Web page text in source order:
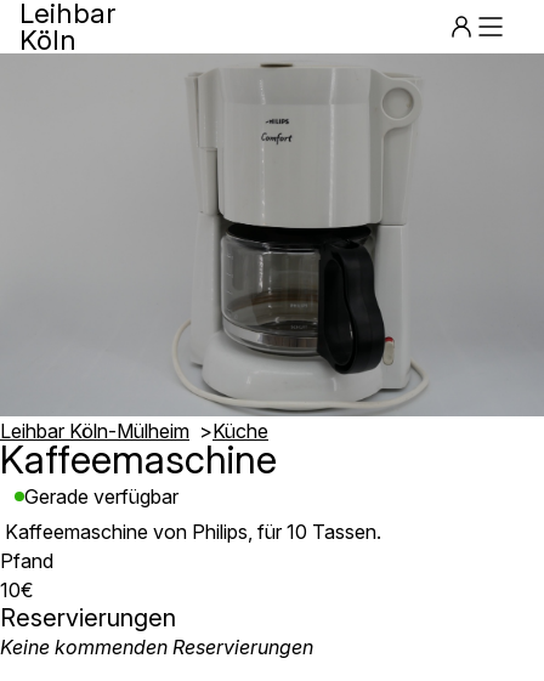
Leihbar
Köln
Menu
Leihbar Köln-Mülheim Küche
Kaffeemaschine
Gerade verfügbar
Kaffeemaschine von Philips, für 10 Tassen.
Pfand
10€
Reservierungen
Keine kommenden Reservierungen